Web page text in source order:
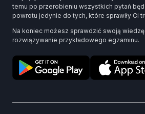
temu po przerobieniu wszystkich pytań
powrotu jedynie do tych, które sprawiły Ci
Na koniec możesz sprawdzić swoją
rozwiązywanie przykładowego egzaminu.